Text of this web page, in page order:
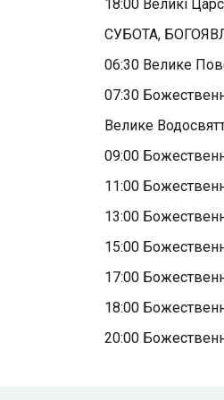
18:00 Великі
СУБОТА,
06:30 Велике
07:30
Велике
09:00
11:00
13:00
15:00
17:00
18:00
20:00